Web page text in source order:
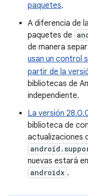
paquetes.
A diferencia de
paquetes de
de manera
usan un control
partir de la
bibliotecas de
independiente.
La versión
biblioteca de
actualizaciones
nuevas estará
androidx .